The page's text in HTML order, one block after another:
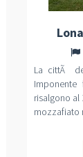
La cittÃ
risalgono
mozzafiato